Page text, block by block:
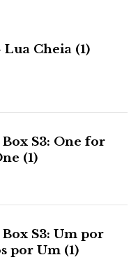
Lua Cheia (1)
S3: One for
(1)
S3: Um por
por Um (1)